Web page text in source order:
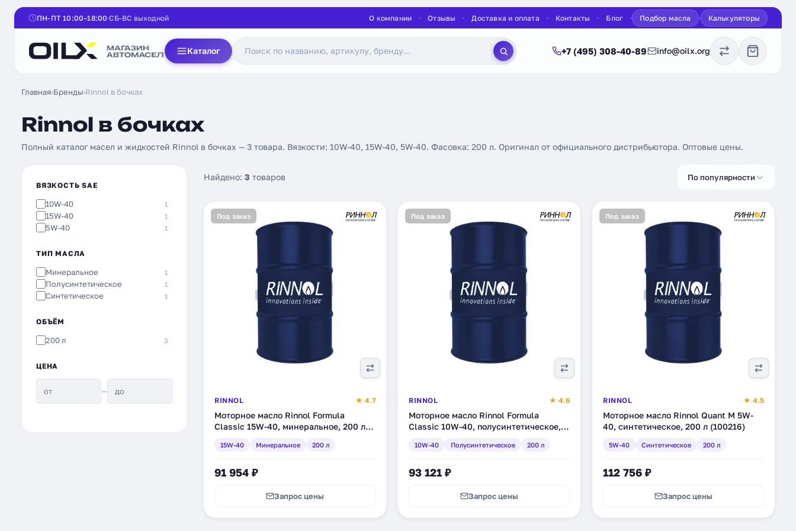
ПН-ПТ 10:00–18:00 СБ-ВС выходной О компании Отзывы Доставка и оплата Контакты Блог Подбор масла Калькуляторы
Каталог +7 (495) 308-40-89 info@oilx.org
Главная›Бренды›Rinnol в бочках
Rinnol в бочках
Полный каталог масел и жидкостей Rinnol в бочках — 3 товара. Вязкости: 10W-40, 15W-40, 5W-40. Фасовка: 200 л. Оригинал от официального дистрибьютора. Оптовые цены.
ВЯЗКОСТЬ SAE
10W-40 1
15W-40 1
5W-40 1
ТИП МАСЛА
Минеральное 1
Полусинтетическое 1
Синтетическое 1
ОБЪЁМ
200 л 3
ЦЕНА
—
Найдено: 3 товаров По популярности
Под заказ
RINNOL ★ 4.7
Моторное масло Rinnol Formula
Classic 15W-40, минеральное, 200 л
15W-40 Минеральное 200 л
91 954 ₽
Запрос цены
Под заказ
RINNOL ★ 4.6
Моторное масло Rinnol Formula
Classic 10W-40, полусинтетическое,
10W-40 Полусинтетическое 200 л
93 121 ₽
Запрос цены
Под заказ
RINNOL ★ 4.5
Моторное масло Rinnol Quant M 5W-
40, синтетическое, 200 л (100216)
5W-40 Синтетическое 200 л
112 756 ₽
Запрос цены